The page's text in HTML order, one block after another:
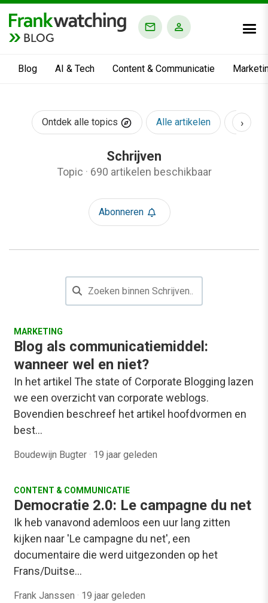
BLOG
Blog AI & Tech Content & Communicatie
Ontdek alle topics Alle artikelen AI &
›
Schrijven
Topic · 690 artikelen beschikbaar
Abonneren
MARKETING
Blog als communicatiemiddel:
wanneer wel en niet?
In het artikel The state of Corporate Blogging lazen
we een overzicht van corporate weblogs.
Bovendien beschreef het artikel hoofdvormen en
best…
Boudewijn Bugter · 19 jaar geleden
CONTENT & COMMUNICATIE
Democratie 2.0: Le campagne du net
Ik heb vanavond ademloos een uur lang zitten
kijken naar 'Le campagne du net', een
documentaire die werd uitgezonden op het
Frans/Duitse…
Frank Janssen · 19 jaar geleden